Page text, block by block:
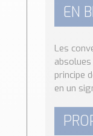
EN
Les
principe
en un